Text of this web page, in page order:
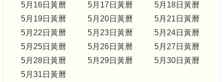
5月16日黃曆
5月17日黃曆
5月18日黃曆
5月19日黃曆
5月20日黃曆
5月21日黃曆
5月22日黃曆
5月23日黃曆
5月24日黃曆
5月25日黃曆
5月26日黃曆
5月27日黃曆
5月28日黃曆
5月29日黃曆
5月30日黃曆
5月31日黃曆